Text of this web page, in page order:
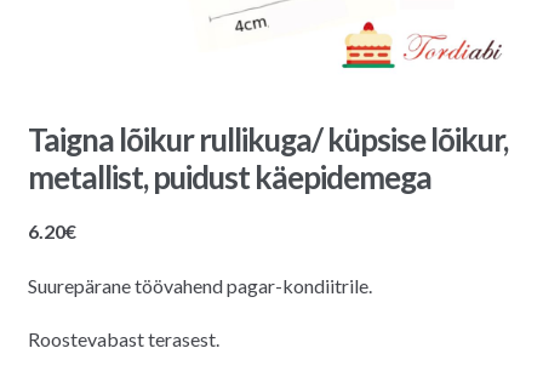
Taigna lõikur rullikuga/ küpsise lõikur,
metallist, puidust käepidemega
6.20€
Suurepärane töövahend pagar-kondiitrile.
Roostevabast terasest.